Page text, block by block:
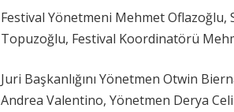
Festival Yönetmeni Mehmet Oflazoğlu,
Topuzoğlu, Festival Koordinatörü
Juri Başkanlığını Yönetmen Otwin
Andrea Valentino, Yönetmen Derya